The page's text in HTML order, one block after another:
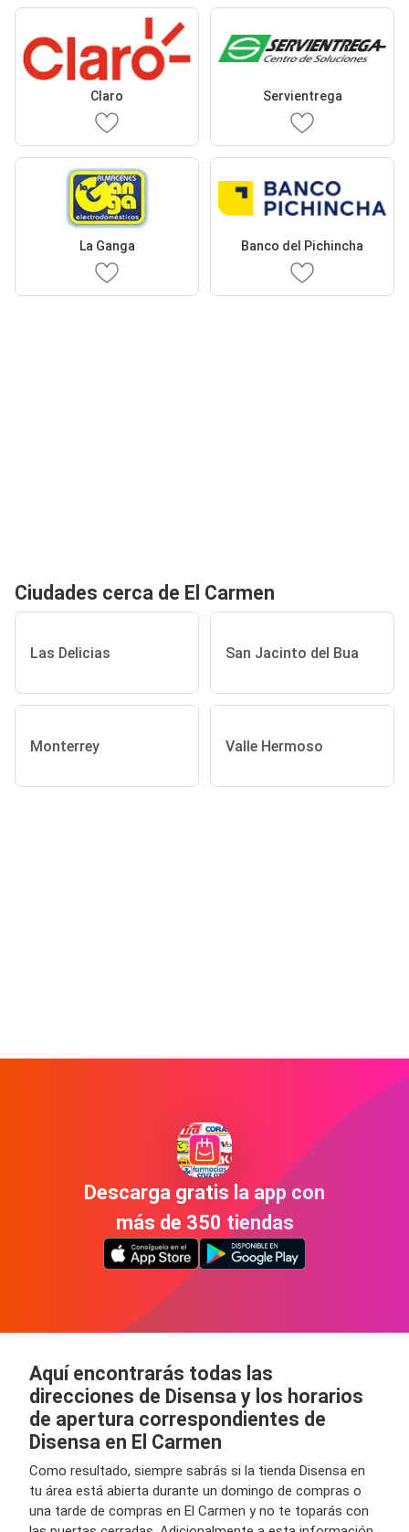
Claro Servientrega
La Ganga Banco del Pichincha
Ciudades cerca de El Carmen
Las Delicias San Jacinto del Bua
Monterrey Valle Hermoso
Descarga gratis la app con
más de 350 tiendas
Aquí encontrarás todas las
direcciones de Disensa y los horarios
de apertura correspondientes de
Disensa en El Carmen
Como resultado, siempre sabrás si la tienda Disensa en
tu área está abierta durante un domingo de compras o
una tarde de compras en El Carmen y no te toparás con